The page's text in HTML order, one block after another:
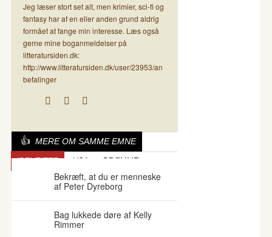
Jeg læser stort set alt, men krimier, sci-fi og
fantasy har af en eller anden grund aldrig
formået at fange min interesse. Læs også
gerne mine boganmeldelser på
litteratursiden.dk:
http://www.litteratursiden.dk/user/23953/an
befalinger
MERE OM SAMME EMNE
IDENTITET USA DRØMME
Bekræft, at du er menneske
af Peter Dyreborg
Bag lukkede døre af Kelly
Rimmer